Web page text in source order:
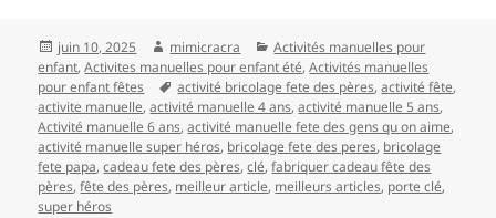
Publié
le
juin 10, 2025 Auteur
mimicracra Catégories
Activités manuelles pour
enfant,Activites manuelles pour enfant été,Activités manuelles
pour enfant fêtes
Mots-
clés
activité bricolage fete des pères,activité fête,
activite manuelle,activité manuelle 4 ans,activité manuelle 5 ans,
Activité manuelle 6 ans,activité manuelle fete des gens qu on aime,
activité manuelle super héros, bricolage fete des peres, bricolage
fete papa,cadeau fete des pères,clé,fabriquer cadeau fête des
pères,fête des pères, meilleur article, meilleurs articles, porte clé,
super héros